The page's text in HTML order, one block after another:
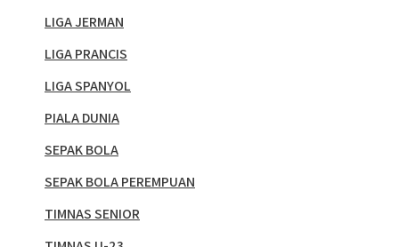
LIGA JERMAN
LIGA PRANCIS
LIGA SPANYOL
PIALA DUNIA
SEPAK BOLA
SEPAK BOLA PEREMPUAN
TIMNAS SENIOR